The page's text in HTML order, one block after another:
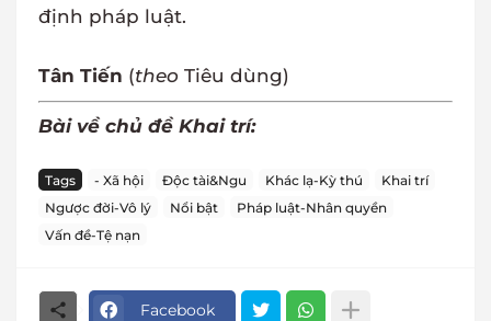
định pháp luật.
Tân Tiến (theo Tiêu dùng)
Bài về chủ đề Khai trí:
Tags - Xã hội Độc tài&Ngu Khác lạ-Kỳ thú
Khai trí
Ngược đời-Vô lý
Nổi bật
Pháp luật-Nhân quyền
Vấn đề-Tệ nạn
Facebook